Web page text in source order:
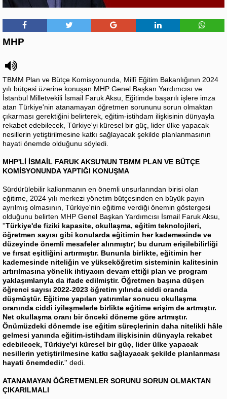
MHP
TBMM Plan ve Bütçe Komisyonunda, Millî Eğitim Bakanlığının 2024
yılı bütçesi üzerine konuşan MHP Genel Başkan Yardımcısı ve
İstanbul Milletvekili İsmail Faruk Aksu, Eğitimde başarılı işlere imza
atan Türkiye'nin atanamayan öğretmen sorununu sorun olmaktan
çıkarması gerektiğini belirterek, eğitim-istihdam ilişkisinin dünyayla
rekabet edebilecek, Türkiye'yi küresel bir güç, lider ülke yapacak
nesillerin yetiştirilmesine katkı sağlayacak şekilde planlanmasının
hayati önemde olduğunu söyledi.
MHP'Lİ İSMAİL FARUK AKSU'NUN TBMM PLAN VE BÜTÇE
KOMİSYONUNDA YAPTIĞI KONUŞMA
Sürdürülebilir kalkınmanın en önemli unsurlarından birisi olan
eğitime, 2024 yılı merkezi yönetim bütçesinden en büyük payın
ayrılmış olmasının, Türkiye'nin eğitime verdiği önemin göstergesi
olduğunu belirten MHP Genel Başkan Yardımcısı İsmail Faruk Aksu,
''Türkiye'de fiziki kapasite, okullaşma, eğitim teknolojileri,
öğretmen sayısı gibi konularda eğitimin her kademesinde ve
düzeyinde önemli mesafeler alınmıştır; bu durum erişilebilirliği
ve fırsat eşitliğini artırmıştır. Bununla birlikte, eğitimin her
kademesinde niteliğin ve yükseköğretim sisteminin kalitesinin
artırılmasına yönelik ihtiyacın devam ettiği plan ve program
yaklaşımlarıyla da ifade edilmiştir. Öğretmen başına düşen
öğrenci sayısı 2022-2023 öğretim yılında ciddi oranda
düşmüştür. Eğitime yapılan yatırımlar sonucu okullaşma
oranında ciddi iyileşmelerle birlikte eğitime erişim de artmıştır.
Net okullaşma oranı bir önceki döneme göre artmıştır.
Önümüzdeki dönemde ise eğitim süreçlerinin daha nitelikli hâle
gelmesi yanında eğitim-istihdam ilişkisinin dünyayla rekabet
edebilecek, Türkiye'yi küresel bir güç, lider ülke yapacak
nesillerin yetiştirilmesine katkı sağlayacak şekilde planlanması
hayati önemdedir.'' dedi.
ATANAMAYAN ÖĞRETMENLER SORUNU SORUN OLMAKTAN
ÇIKARILMALI